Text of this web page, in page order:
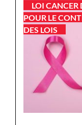
LOI
POUR LE
DES LOIS